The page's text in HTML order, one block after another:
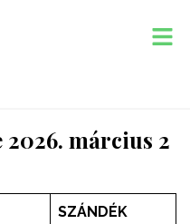
március 2
SZÁNDÉK